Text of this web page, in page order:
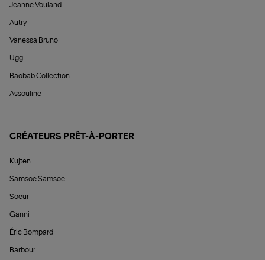
Jeanne Vouland
Autry
Vanessa Bruno
Ugg
Baobab Collection
Assouline
CRÉATEURS PRÊT-À-PORTER
Kujten
Samsoe Samsoe
Soeur
Ganni
Éric Bompard
Barbour